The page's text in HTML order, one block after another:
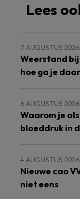
Lees
7 AUGUSTUS 2026
Weerstand
hoe ga je
6 AUGUSTUS 2026
Waarom je
bloeddruk in
4 AUGUSTUS 2026
Nieuwe cao
niet eens